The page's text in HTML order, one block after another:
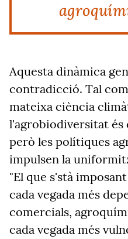
Aquesta dinàmica
contradicció. Tal
mateixa ciència
l'agrobiodiversitat és
però les polítiques
impulsen la
"El que s'stà
cada vegada més
comercials,
cada vegada més